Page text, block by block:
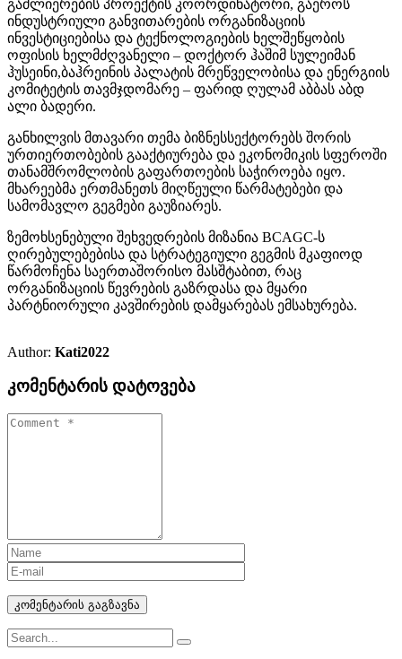
გაძლიერების პროექტის კოორდინატორი, გაეროს
ინდუსტრიული განვითარების ორგანიზაციის
ინვესტიციებისა და ტექნოლოგიების ხელშეწყობის
ოფისის ხელმძღვანელი – დოქტორ ჰაშიმ სულეიმან
ჰუსეინი,ბაჰრეინის პალატის მრეწველობისა და ენერგიის
კომიტეტის თავმჯდომარე – ფარიდ ღულამ აბბას აბდ
ალი ბადერი.
განხილვის მთავარი თემა ბიზნესსექტორებს შორის
ურთიერთობების გააქტიურება და ეკონომიკის სფეროში
თანამშრომლობის გაფართოების საჭიროება იყო.
მხარეებმა ერთმანეთს მიღწეული წარმატებები და
სამომავლო გეგმები გაუზიარეს.
ზემოხსენებული შეხვედრების მიზანია BCAGC-ს
ღირებულებებისა და სტრატეგიული გეგმის მკაფიოდ
წარმოჩენა საერთაშორისო მასშტაბით, რაც
ორგანიზაციის წევრების გაზრდასა და მყარი
პარტნიორული კავშირების დამყარებას ემსახურება.
Author: Kati2022
კომენტარის დატოვება
კომენტარის გაგზავნა